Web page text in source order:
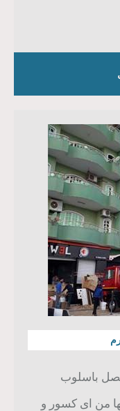
باسلوب
من اى كسور و